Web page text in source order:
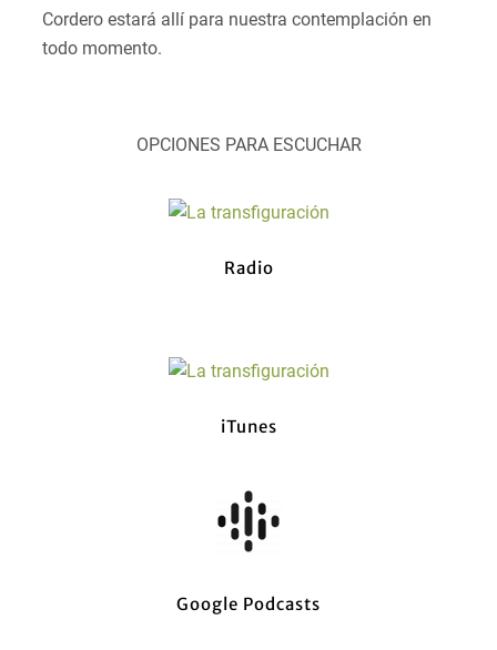
Cordero estará allí para nuestra contemplación en
todo momento.
OPCIONES PARA ESCUCHAR
Radio
iTunes
Google Podcasts